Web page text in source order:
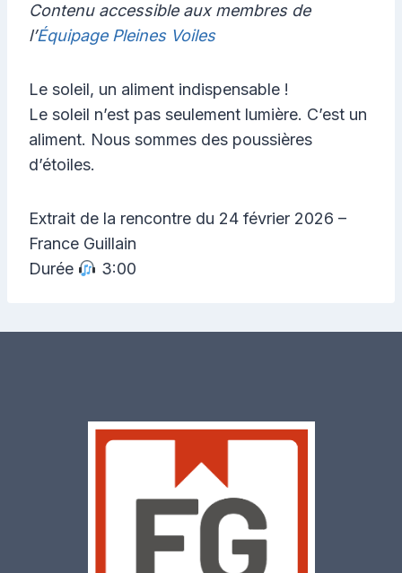
Contenu accessible aux membres de
l’Équipage Pleines Voiles
Le soleil, un aliment indispensable !
Le soleil n’est pas seulement lumière. C’est un
aliment. Nous sommes des poussières
d’étoiles.
Extrait de la rencontre du 24 février 2026 –
France Guillain
Durée
3:00